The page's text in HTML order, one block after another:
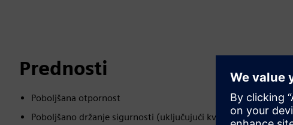
Prednosti
Poboljšana otpornost
Poboljšano držanje sigurnosti (uključujući kvantnu prijetnju)